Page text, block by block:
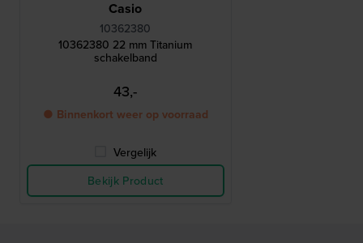
Casio
10362380
10362380 22 mm Titanium
schakelband
43,-
● Binnenkort weer op voorraad
Vergelijk
Bekijk Product